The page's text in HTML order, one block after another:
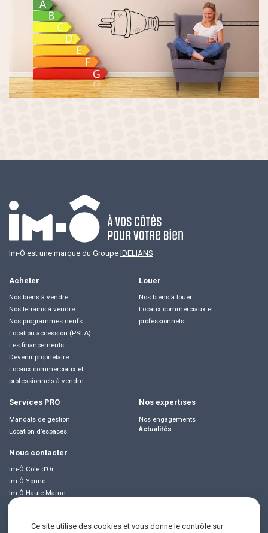
Locaux commerciaux et professionnels
PRO
Mandats de gestion
Im-Ô est une marque du Groupe IDELIANS
Acheter
Nos biens à vendre
Nos terrains à vendre
Nos programmes neufs
Location accession (PSLA)
Les financements
Devenir propriétaire
Locaux commerciaux et
professionnels à vendre
Louer
Nos biens à louer
Locaux commerciaux et
professionnels
Services PRO
Mandats de gestion
Location d’espaces
Nos expertises
Nos engagements
Actualités
Nous contacter
Im-Ô Côte d’Or
Im-Ô Yonne
Im-Ô Haute-Marne
Im-Ô Jura
Ce site utilise des cookies et vous donne le contrôle sur